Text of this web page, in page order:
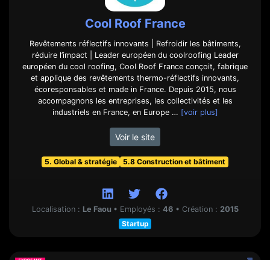
Cool Roof France
Revêtements réflectifs innovants | Refroidir les bâtiments,
réduire l’impact | Leader européen du coolroofing Leader
européen du cool roofing, Cool Roof France conçoit, fabrique
et applique des revêtements thermo-réflectifs innovants,
écoresponsables et made in France. Depuis 2015, nous
accompagnons les entreprises, les collectivités et les
industriels en France, en Europe … [voir plus]
Voir le site
5. Global & stratégie 5.8 Construction et bâtiment
Localisation : Le Faou • Employés : 46 • Création : 2015
Startup